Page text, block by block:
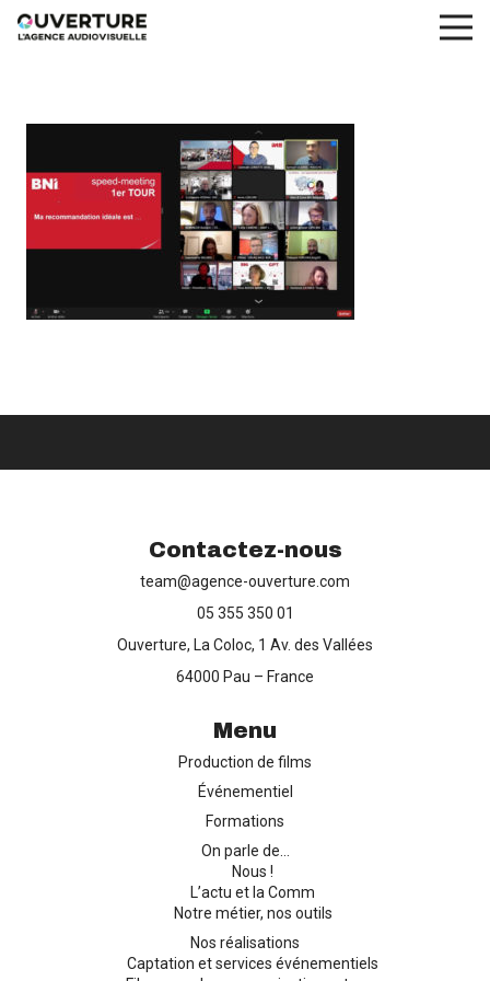
Captation d’événements
Contact
Contactez-nous
team@agence-ouverture.com
05 355 350 01
Ouverture, La Coloc, 1 Av. des Vallées
64000 Pau – France
Menu
Production de films
Événementiel
Formations
On parle de…
Nous !
L’actu et la Comm
Notre métier, nos outils
Nos réalisations
Captation et services événementiels